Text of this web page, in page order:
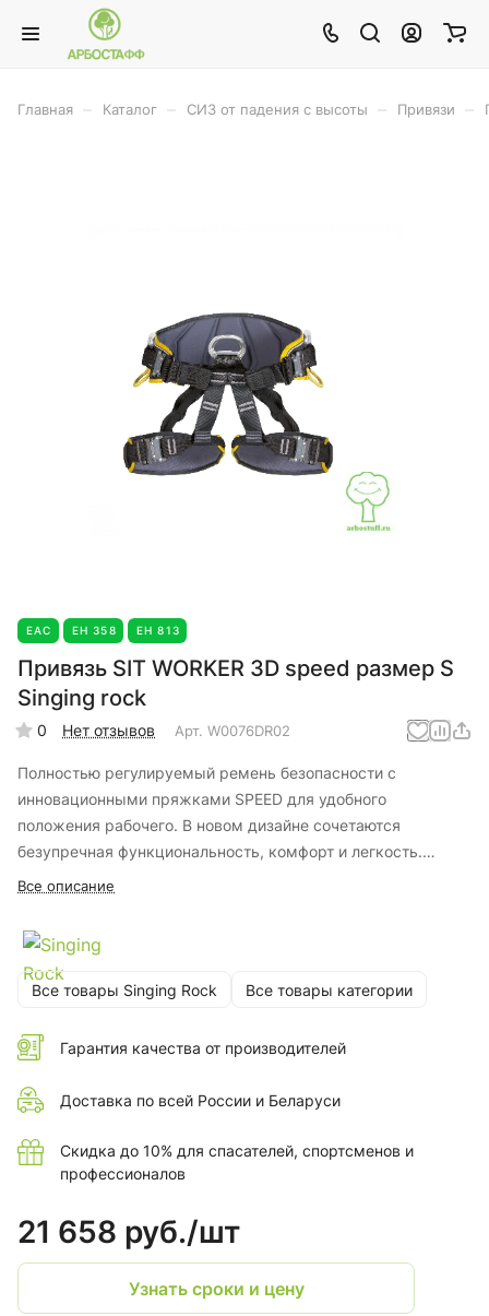
Главная Каталог СИЗ от падения с высоты Привязи
EAC ЕН 358 ЕН 813
Привязь SIT WORKER 3D speed размер S
Singing rock
0 Нет отзывов Арт. W0076DR02
Полностью регулируемый ремень безопасности с
инновационными пряжками SPEED для удобного
положения рабочего. В новом дизайне сочетаются
безупречная функциональность, комфорт и легкость.
Предназначен для занятий без риска падения. Богатая
снаряжения и пряжки SPEED делают привязь SIT WORKER
3D Speed ​​идеальной для повседневного использования.
Все описание
Все товары Singing Rock Все товары категории
Гарантия качества от производителей
Доставка по всей России и Беларуси
Скидка до 10% для спасателей, спортсменов и
профессионалов
21 658 руб./шт
Узнать сроки и цену